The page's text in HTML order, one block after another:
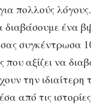
για πολλούς
διαβάσουμε ένα
συγκέντρωσα
που αξίζει να
την ιδιαίτερη
από τις